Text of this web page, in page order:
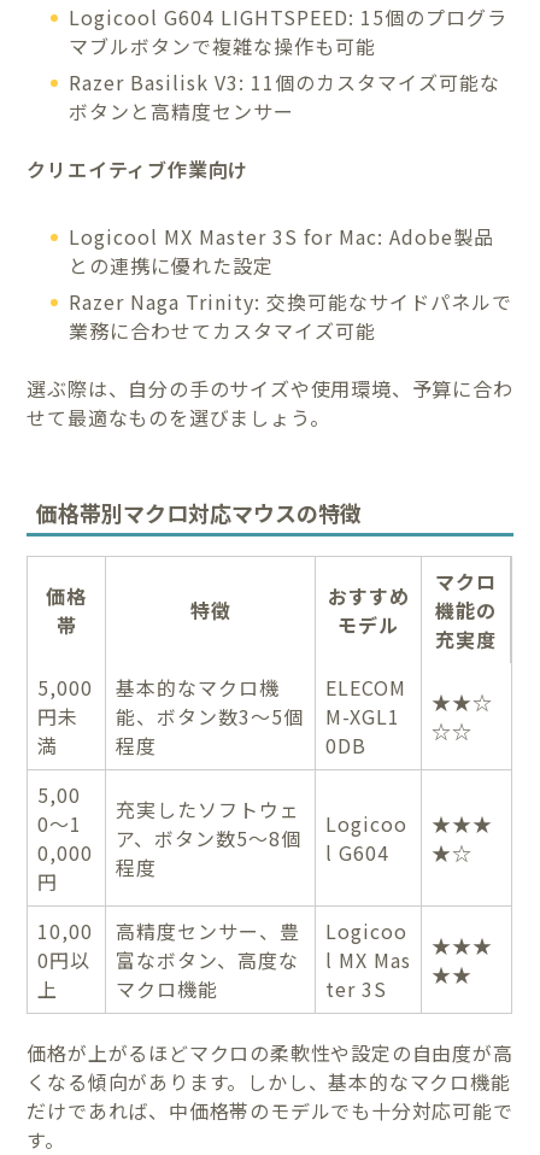
Logicool G604 LIGHTSPEED: 15個のプログラ
マブルボタンで複雑な操作も可能
Razer Basilisk V3: 11個のカスタマイズ可能な
ボタンと高精度センサー
クリエイティブ作業向け
Logicool MX Master 3S for Mac: Adobe製品
との連携に優れた設定
Razer Naga Trinity: 交換可能なサイドパネルで
業務に合わせてカスタマイズ可能
選ぶ際は、自分の手のサイズや使用環境、予算に合わ
せて最適なものを選びましょう。
価格帯別マクロ対応マウスの特徴
価格
帯
特徴
おすすめ
モデル
マクロ
機能の
充実度
5,000
円未
満
基本的なマクロ機
能、ボタン数3〜5個
程度
ELECOM
M-XGL1
0DB
★★☆
☆☆
5,00
0〜1
0,000
円
充実したソフトウェ
ア、ボタン数5〜8個
程度
Logicoo
l G604
★★★
★☆
10,00
0円以
上
高精度センサー、豊
富なボタン、高度な
マクロ機能
Logicoo
l MX Mas
ter 3S
★★★
★★
価格が上がるほどマクロの柔軟性や設定の自由度が高
くなる傾向があります。しかし、基本的なマクロ機能
だけであれば、中価格帯のモデルでも十分対応可能で
す。